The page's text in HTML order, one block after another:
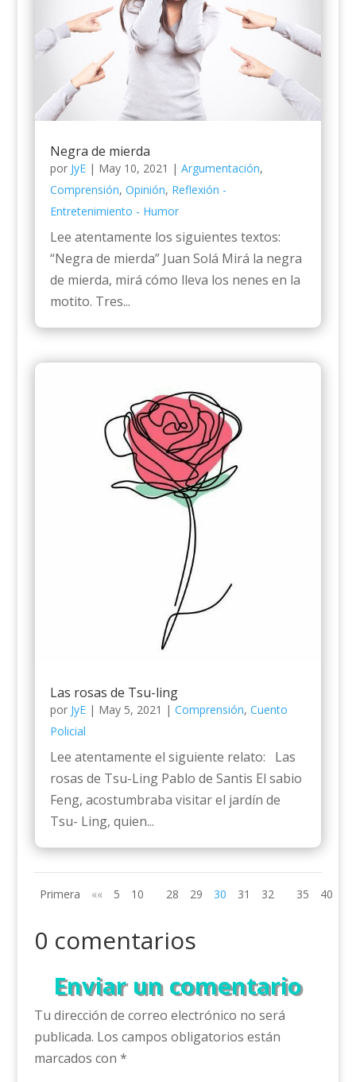
Negra de mierda
por JyE| May 10, 2021 | Argumentación,
Comprensión, Opinión, Reflexión -
Entretenimiento - Humor
Lee atentamente los siguientes textos:
“Negra de mierda” Juan Solá Mirá la negra
de mierda, mirá cómo lleva los nenes en la
motito. Tres...
Las rosas de Tsu-ling
por JyE| May 5, 2021 | Comprensión, Cuento
Policial
Lee atentamente el siguiente relato: Las
rosas de Tsu-Ling Pablo de Santis El sabio
Feng, acostumbraba visitar el jardín de
Tsu- Ling, quien...
Primera «« 5 10 28 29 30 31 32 35 40
0 comentarios
Enviar un comentario
Tu dirección de correo electrónico no será
publicada. Los campos obligatorios están
marcados con *